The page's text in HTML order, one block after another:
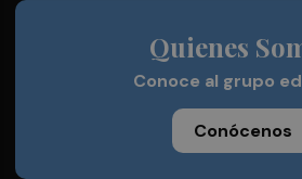
Quienes
Conoce al grupo
Conócenos